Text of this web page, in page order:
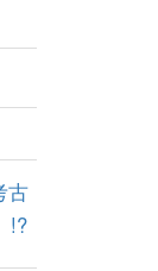
古
!?